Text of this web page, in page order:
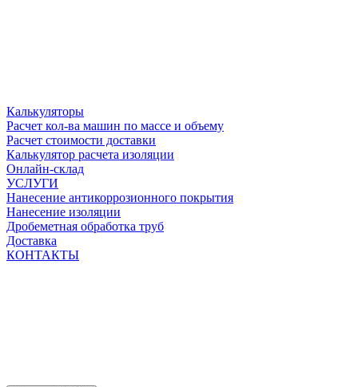
Калькуляторы
Расчет кол-ва машин по массе и объему
Расчет стоимости доставки
Калькулятор расчета изоляции
Онлайн-склад
УСЛУГИ
Нанесение антикоррозионного покрытия
Нанесение изоляции
Дробеметная обработка труб
Доставка
КОНТАКТЫ